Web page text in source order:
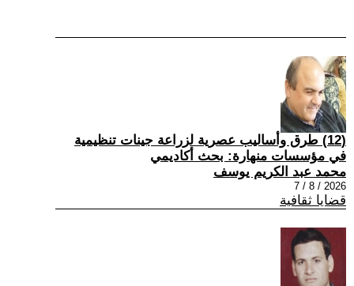
(12) طرق وأساليب عصرية لزراعة جينات تنظيمية
في مؤسسات منهارة: بحث أكاديمي
محمد عبد الكريم يوسف
2026 / 8 / 7
قضايا ثقافية